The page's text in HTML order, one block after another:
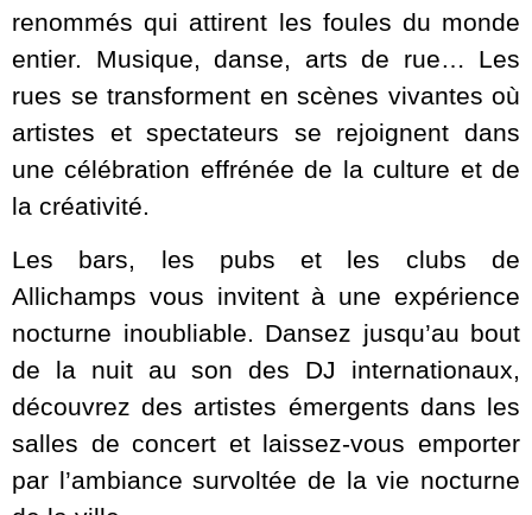
renommés qui attirent les foules du monde
entier. Musique, danse, arts de rue… Les
rues se transforment en scènes vivantes où
artistes et spectateurs se rejoignent dans
une célébration effrénée de la culture et de
la créativité.
Les bars, les pubs et les clubs de
Allichamps vous invitent à une expérience
nocturne inoubliable. Dansez jusqu’au bout
de la nuit au son des DJ internationaux,
découvrez des artistes émergents dans les
salles de concert et laissez-vous emporter
par l’ambiance survoltée de la vie nocturne